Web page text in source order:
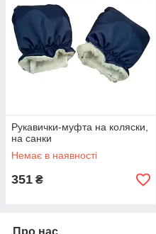
Рукавички-муфта на коляски,
на санки
Немає в наявності
351 ₴
Про нас